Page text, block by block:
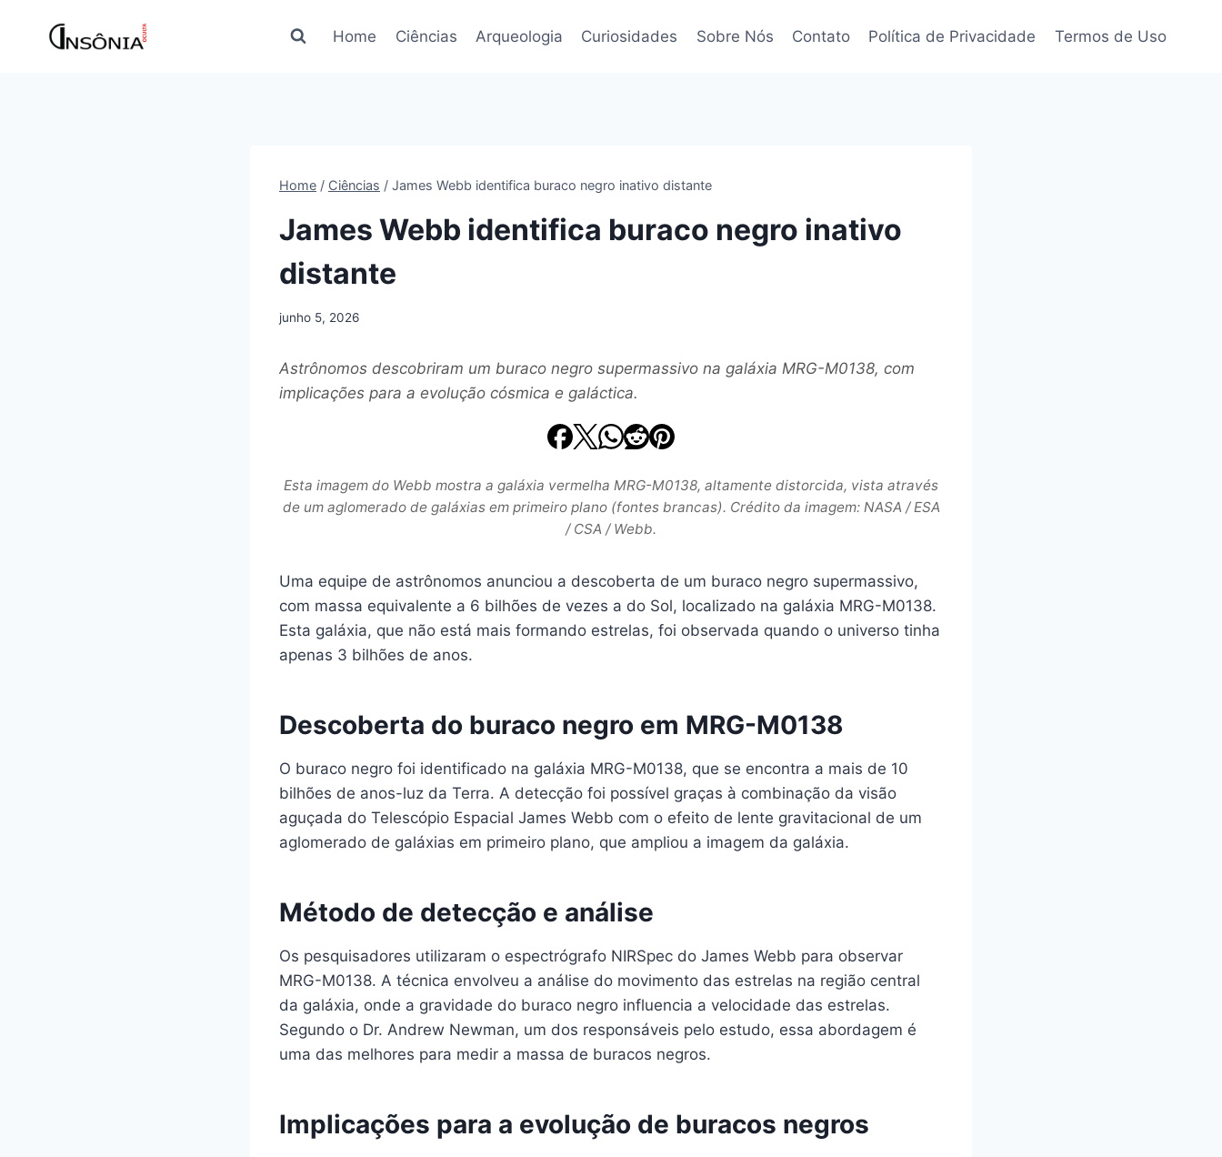
Home Ciências Arqueologia Curiosidades Sobre Nós Contato Política de Privacidade Termos de Uso
Home / Ciências / James Webb identifica buraco negro inativo distante
James Webb identifica buraco negro inativo
distante
junho 5, 2026
Astrônomos descobriram um buraco negro supermassivo na galáxia MRG-M0138, com
implicações para a evolução cósmica e galáctica.
Esta imagem do Webb mostra a galáxia vermelha MRG-M0138, altamente distorcida, vista através
de um aglomerado de galáxias em primeiro plano (fontes brancas). Crédito da imagem: NASA / ESA
/ CSA / Webb.
Uma equipe de astrônomos anunciou a descoberta de um buraco negro supermassivo,
com massa equivalente a 6 bilhões de vezes a do Sol, localizado na galáxia MRG-M0138.
Esta galáxia, que não está mais formando estrelas, foi observada quando o universo tinha
apenas 3 bilhões de anos.
Descoberta do buraco negro em MRG-M0138
O buraco negro foi identificado na galáxia MRG-M0138, que se encontra a mais de 10
bilhões de anos-luz da Terra. A detecção foi possível graças à combinação da visão
aguçada do Telescópio Espacial James Webb com o efeito de lente gravitacional de um
aglomerado de galáxias em primeiro plano, que ampliou a imagem da galáxia.
Método de detecção e análise
Os pesquisadores utilizaram o espectrógrafo NIRSpec do James Webb para observar
MRG-M0138. A técnica envolveu a análise do movimento das estrelas na região central
da galáxia, onde a gravidade do buraco negro influencia a velocidade das estrelas.
Segundo o Dr. Andrew Newman, um dos responsáveis pelo estudo, essa abordagem é
uma das melhores para medir a massa de buracos negros.
Implicações para a evolução de buracos negros